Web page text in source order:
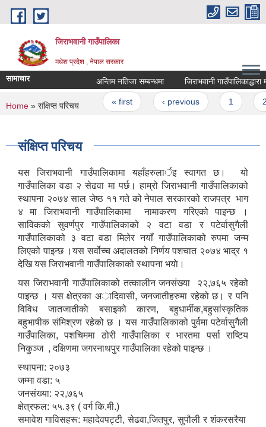
Skip to main content
जिराभवानी गाउँपालिका
मधेश प्रदेश , नेपाल सरकार
सामाचार अन्तिम नतिजा सम्बन्धमा जिराभवानी
Pages
« first ‹ previous
You are here
Home » संक्षिप्त परिचय
संक्षिप्त परिचय
यस जिराभवानी गाउँपालिकामा यहाँहरुलार्इ स्वागत छ। यो
गाउँपालिका वडा २ सेढवा मा पर्छ। हाम्रो जिराभवानी गाउँपालिकाको
स्थापना २०७४ साल जेष्ठ ११ गते को नेपाल सरकारको राजपत्र भाग
४ मा जिराभवानी गाउँपालिकामा नामाकरण गरिएको पाइन्छ ।
साविकको सुवर्णपुर गाउँपालिकाको २ वटा वडा र पटेर्वासुगैली
गाउँपालिकाको ३ वटा वडा मिलेर नयाँ गाउँपालिकाको रुपमा जन्म
लिएको पाइन्छ ।यस सर्वोच्च अदालतको निर्णय पशचात २०७४ भाद्र १
देखि यस जिराभवानी गाउँपालिकाको स्थापना भयाे।
यस जिराभवानी गाउँपालिकाको तत्कालीन जनसंख्या २२,७६५ रहेको
पाइन्छ । यस क्षेत्रका अादिवासी, जनजातीहरुमा रहेको छ। र पनि
विविध जातजातीकाे बसाइको कारण, बहुधार्मीक,बहुसांस्कृतिक
बहुभाषीक संमिश्रण रहेको छ । यस गाउँपालिकाको पुर्वमा पटेर्वासुगैली
गाउँपालिका, पशचिममा ठोरी गाउँपालिका र भारतमा पर्सा राष्टिय
निकुञ्ज , दक्षिणमा जगरनाथपुर गाउँपालिका रहेको पाइन्छ ।
स्थापना: २०७३
जम्मा वडा: ५
जनसंख्या: २२,७६५
क्षेत्रफल: ५५.३९ ( वर्ग कि.मी.)
समावेश गाविसहरू: महादेवपट्टी, सेढवा,जितपुर, सुपौली र शंकरसरैया